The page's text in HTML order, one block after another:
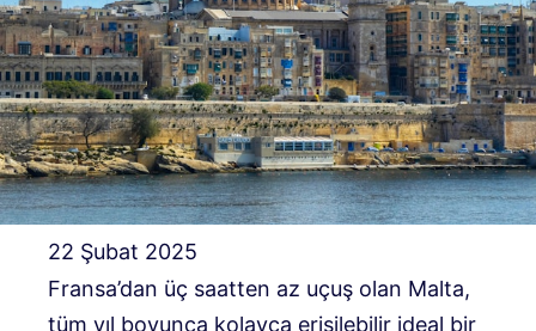
22 Şubat 2025
Fransa’dan üç saatten az uçuş olan Malta,
tüm yıl boyunca kolayca erişilebilir ideal bir